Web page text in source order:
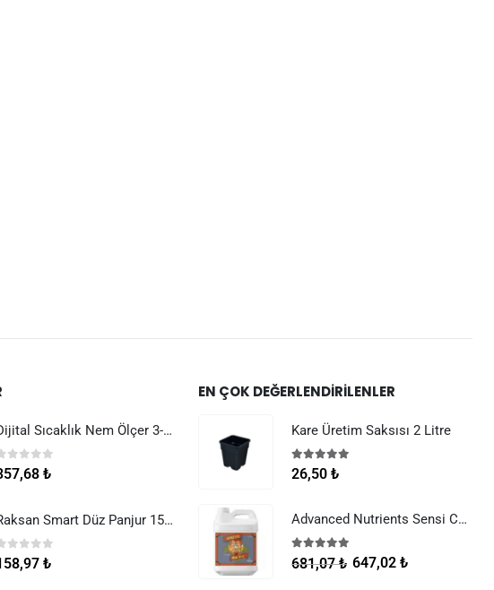
Dijital Sıcaklık Nem Ölçer 3-1 Sensör Kablolu
5 üzerinden
₺
Raksan Smart Düz Panjur 150 mm Sinek Telli
5 üzerinden
₺
EN ÇOK DEĞERLENDIRILENLER
Kare Üretim Saksısı 2 Litre
5.005 üzerinden
26,50 ₺
Advanced Nutrients Sensi Cal Mag Xtra 250 ml
5.00 5 üzerinden
681,07₺ 647,02 ₺